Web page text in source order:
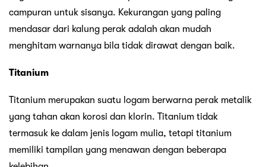
campuran untuk sisanya. Kekurangan yang paling
mendasar dari kalung perak adalah akan mudah
menghitam warnanya bila tidak dirawat dengan baik.
Titanium
Titanium merupakan suatu logam berwarna perak metalik
yang tahan akan korosi dan klorin. Titanium tidak
termasuk ke dalam jenis logam mulia, tetapi titanium
memiliki tampilan yang menawan dengan beberapa